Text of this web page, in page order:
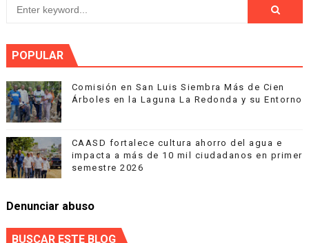
POPULAR
Comisión en San Luis Siembra Más de Cien
Árboles en la Laguna La Redonda y su Entorno
CAASD fortalece cultura ahorro del agua e
impacta a más de 10 mil ciudadanos en primer
semestre 2026
Denunciar abuso
BUSCAR ESTE BLOG